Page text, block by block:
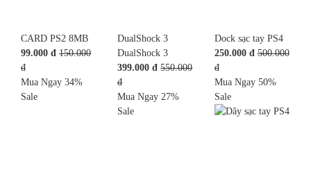
CARD PS2 8MB
99.000 đ 150.000
đ
Mua Ngay 34%
Sale
DualShock 3
DualShock 3
399.000 đ 550.000
đ
Mua Ngay 27%
Sale
Dock sạc tay PS4
250.000 đ 500.000
đ
Mua Ngay 50%
Sale